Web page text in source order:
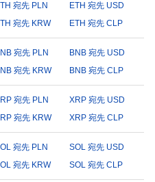
宛先 PLN
ETH 宛先 USD
宛先 KRW ETH 宛先 CLP
宛先 PLN
BNB 宛先 USD
宛先 KRW BNB 宛先 CLP
宛先 PLN
XRP 宛先 USD
宛先 KRW XRP 宛先 CLP
宛先 PLN
SOL 宛先 USD
宛先 KRW SOL 宛先 CLP